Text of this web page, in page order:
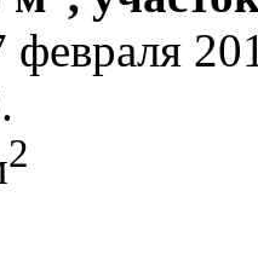
февраля
2